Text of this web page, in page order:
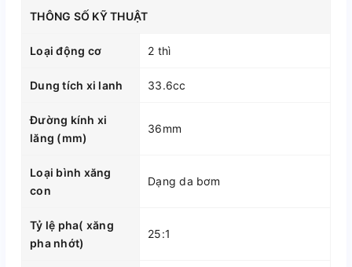
THÔNG SỐ KỸ THUẬT
Loại động cơ 2 thì
Dung tích xi lanh 33.6cc
Đường kính xi
lăng (mm)
36mm
Loại bình xăng
con
Dạng da bơm
Tỷ lệ pha( xăng
pha nhớt)
25:1